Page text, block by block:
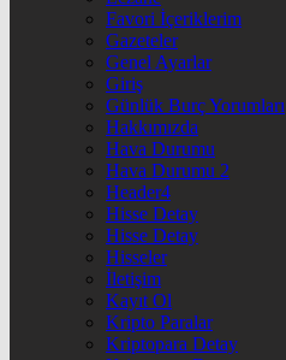
Favori İçeriklerim
Gazeteler
Genel Ayarlar
Giriş
Günlük Burç Yorumları
Hakkımızda
Hava Durumu
Hava Durumu 2
Header4
Hisse Detay
Hisse Detay
Hisseler
İletişim
Kayıt Ol
Kripto Paralar
Kriptopara Detay